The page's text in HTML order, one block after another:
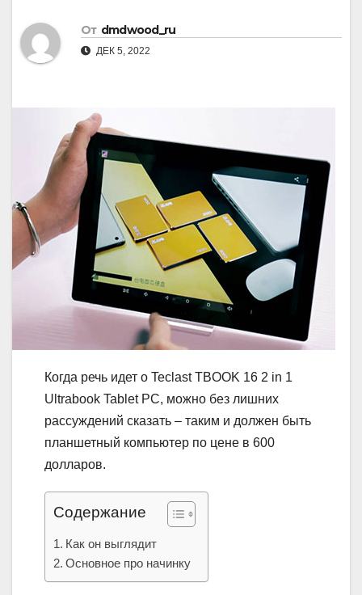
От dmdwood_ru
ДЕК 5, 2022
Когда речь идет о Teclast TBOOK 16 2 in 1
Ultrabook Tablet PC, можно без лишних
рассуждений сказать – таким и должен быть
планшетный компьютер по цене в 600
долларов.
Содержание
Как он выглядит
Основное про начинку